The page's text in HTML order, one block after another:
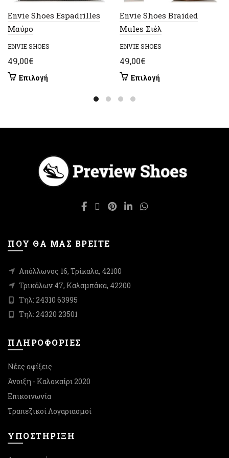
Envie Shoes Espadrilles
Μαύρο
ENVIE SHOES
49,00€
Επιλογή
επιλογές
μπορούν
να
επιλεγούν
Envie Shoes Braided
Mules Σιέλ
ENVIE SHOES
49,00€
Επιλογή
μπορούν
να
ΠΟΥ ΘΑ ΜΑΣ ΒΡΕΙΤΕ
Απόλλωνος 16, Τρίκαλα, 42100
Τρικάλων 47, Καλαμπάκα, 42200
Τηλ: 24310 63995
Τηλ: 24320 23501
ΠΛΗΡΟΦΟΡΙΕΣ
Νέες αφίξεις
Άνοιξη - Καλοκαίρι 2020
Επικοινωνία
Τραπεζικοί Λογαριασμοί
ΥΠΟΣΤΉΡΙΞΗ